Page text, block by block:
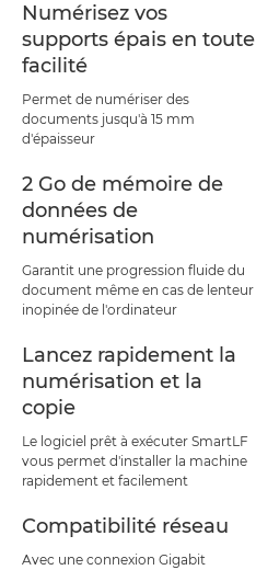
Numérisez vos
supports épais en toute
facilité
Permet de numériser des
documents jusqu'à 15 mm
d'épaisseur
2 Go de mémoire de
données de
numérisation
Garantit une progression fluide du
document même en cas de lenteur
inopinée de l'ordinateur
Lancez rapidement la
numérisation et la
copie
Le logiciel prêt à exécuter SmartLF
vous permet d'installer la machine
rapidement et facilement
Compatibilité réseau
Avec une connexion Gigabit